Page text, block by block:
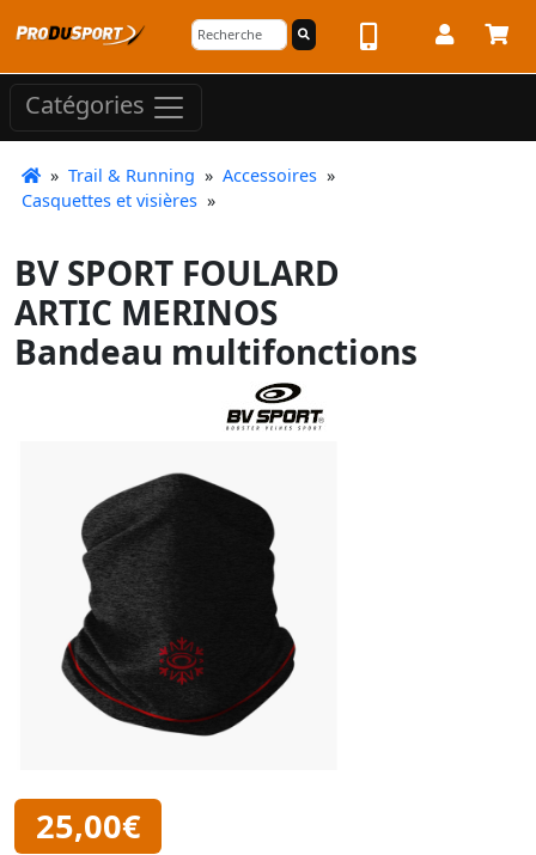
Catégories
» Trail & Running » Accessoires »
Casquettes et visières »
BV SPORT FOULARD
ARTIC MERINOS
Bandeau multifonctions
25,00€